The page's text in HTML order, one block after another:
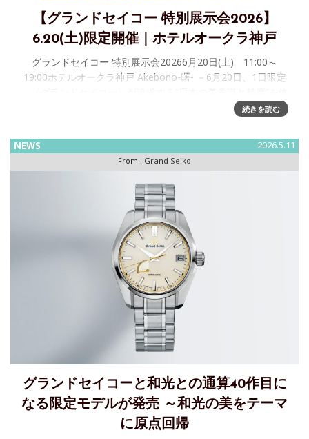
【グランドセイコー 特別展示会2026】
6.20(土)限定開催｜ホテルオークラ神戸
グランドセイコー 特別展示会20266月20日(土) 11:00～
19:00ホテルオークラ神戸 Akebono-曙- －6月20日、1日限定
続きを読む
NEWS 2026.5.11
From : Grand Seiko
グランドセイコーと和光との通算40作目に
なる限定モデルが発売 ～和光の美をテーマ
に原点回帰